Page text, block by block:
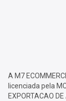
A M7
licenciada pela
EXPORTACAO